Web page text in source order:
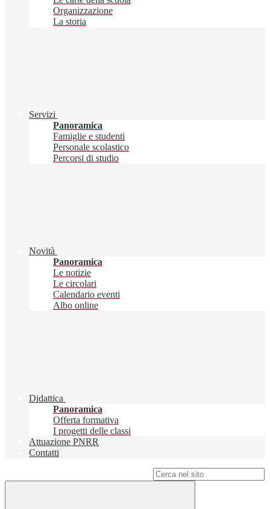
Organizzazione
La storia
Servizi
Panoramica
Famiglie e studenti
Personale scolastico
Percorsi di studio
Novità
Panoramica
Le notizie
Le circolari
Calendario eventi
Albo online
Didattica
Panoramica
Offerta formativa
I progetti delle classi
Attuazione PNRR
Contatti